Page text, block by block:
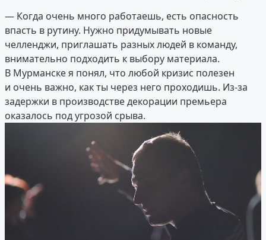
— Когда очень много работаешь, есть опасность
впасть в рутину. Нужно придумывать новые
челленджи, приглашать разных людей в команду,
внимательно подходить к выбору материала.
В Мурманске я понял, что любой кризис полезен
и очень важно, как ты через него проходишь. Из-за
задержки в производстве декорации премьера
оказалось под угрозой срыва.